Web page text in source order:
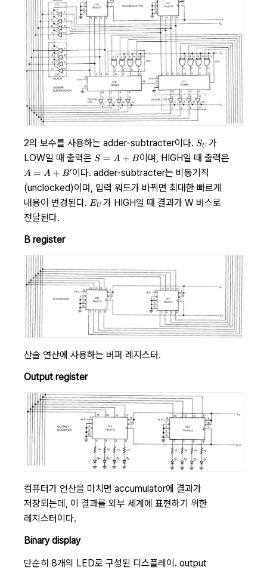
2의 보수를 사용하는 adder-subtracter이다. S_U
SU 가
LOW일 때 출력은 S
A
+
B
S = A + B이며, HIGH일 때 출력은
A
=
A
+
B'
A = A + B′이다. adder-subtracter는 비동기적
(unclocked)이며, 입력 워드가 바뀌면 최대한 빠르게
내용이 변경된다. E_U
EU 가 HIGH일 때 결과가 W 버스로
전달된다.
B register
산술 연산에 사용하는 버퍼 레지스터.
Output register
컴퓨터가 연산을 마치면 accumulator에 결과가
저장되는데, 이 결과를 외부 세계에 표현하기 위한
레지스터이다.
Binary display
단순히 8개의 LED로 구성된 디스플레이. output